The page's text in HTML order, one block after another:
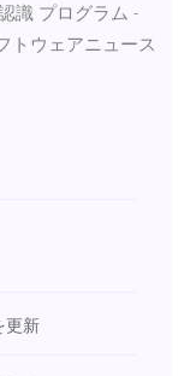
識 プログラム -
トウェアニュース
更新